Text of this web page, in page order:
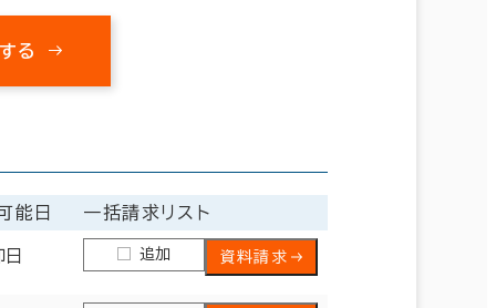
る
能日 一括請求リスト
日 追加 資料請求